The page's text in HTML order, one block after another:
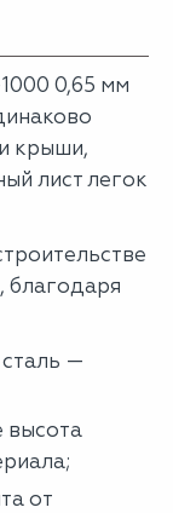
0,65 мм
крыши,
лист легок
благодаря
—
высота
от